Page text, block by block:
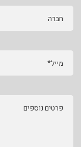
חברה
מייל*
פרטים נוספים